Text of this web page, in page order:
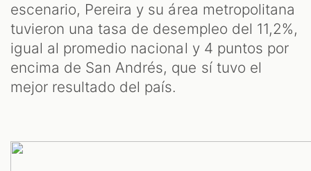
escenario, Pereira y su área metropolitana
tuvieron una tasa de desempleo del 11,2%,
igual al promedio nacional y 4 puntos por
encima de San Andrés, que sí tuvo el
mejor resultado del país.